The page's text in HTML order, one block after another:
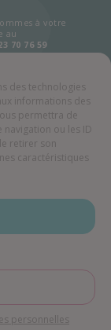
des technologies
informations des
permettra de
ou les ID
retirer son
caractéristiques
personnellesRéserver
à votre
au
70 76 59
35 28 02
interdite | Réalisation